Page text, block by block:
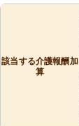
該当する介護報酬加
算